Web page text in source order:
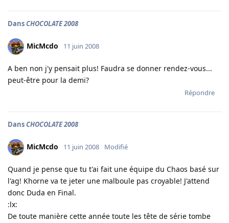
DansCHOCOLATE 2008
MicMcdo 11 juin 2008
A ben non j'y pensait plus! Faudra se donner rendez-vous...
peut-être pour la demi?
Répondre
DansCHOCOLATE 2008
MicMcdo 11 juin 2008 Modifié
Quand je pense que tu t'ai fait une équipe du Chaos basé sur
l'ag! Khorne va te jeter une malboule pas croyable! J'attend
donc Duda en Final.
:lx:
De toute manière cette année toute les tête de série tombe